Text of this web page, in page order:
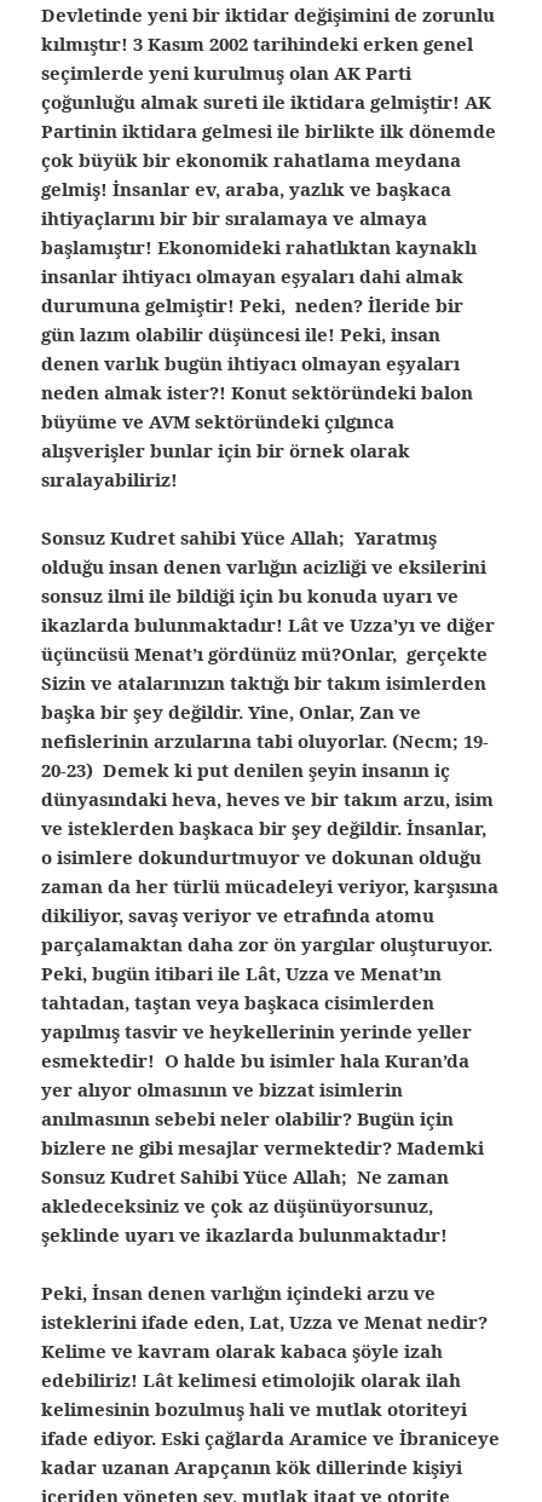
Devletinde yeni bir iktidar değişimini de zorunlu
kılmıştır! 3 Kasım 2002 tarihindeki erken genel
seçimlerde yeni kurulmuş olan AK Parti
çoğunluğu almak sureti ile iktidara gelmiştir! AK
Partinin iktidara gelmesi ile birlikte ilk dönemde
çok büyük bir ekonomik rahatlama meydana
gelmiş! İnsanlar ev, araba, yazlık ve başkaca
ihtiyaçlarını bir bir sıralamaya ve almaya
başlamıştır! Ekonomideki rahatlıktan kaynaklı
insanlar ihtiyacı olmayan eşyaları dahi almak
durumuna gelmiştir! Peki, neden? İleride bir
gün lazım olabilir düşüncesi ile! Peki, insan
denen varlık bugün ihtiyacı olmayan eşyaları
neden almak ister?! Konut sektöründeki balon
büyüme ve AVM sektöründeki çılgınca
alışverişler bunlar için bir örnek olarak
sıralayabiliriz!
Sonsuz Kudret sahibi Yüce Allah; Yaratmış
olduğu insan denen varlığın acizliği ve eksilerini
sonsuz ilmi ile bildiği için bu konuda uyarı ve
ikazlarda bulunmaktadır! Lât ve Uzza’yı ve diğer
üçüncüsü Menat’ı gördünüz mü?Onlar, gerçekte
Sizin ve atalarınızın taktığı bir takım isimlerden
başka bir şey değildir. Yine, Onlar, Zan ve
nefislerinin arzularına tabi oluyorlar. (Necm; 19-
20-23) Demek ki put denilen şeyin insanın iç
dünyasındaki heva, heves ve bir takım arzu, isim
ve isteklerden başkaca bir şey değildir. İnsanlar,
o isimlere dokundurtmuyor ve dokunan olduğu
zaman da her türlü mücadeleyi veriyor, karşısına
dikiliyor, savaş veriyor ve etrafında atomu
parçalamaktan daha zor ön yargılar oluşturuyor.
Peki, bugün itibari ile Lât, Uzza ve Menat’ın
tahtadan, taştan veya başkaca cisimlerden
yapılmış tasvir ve heykellerinin yerinde yeller
esmektedir! O halde bu isimler hala Kuran’da
yer alıyor olmasının ve bizzat isimlerin
anılmasının sebebi neler olabilir? Bugün için
bizlere ne gibi mesajlar vermektedir? Mademki
Sonsuz Kudret Sahibi Yüce Allah; Ne zaman
akledeceksiniz ve çok az düşünüyorsunuz,
şeklinde uyarı ve ikazlarda bulunmaktadır!
Peki, İnsan denen varlığın içindeki arzu ve
isteklerini ifade eden, Lat, Uzza ve Menat nedir?
Kelime ve kavram olarak kabaca şöyle izah
edebiliriz! Lât kelimesi etimolojik olarak ilah
kelimesinin bozulmuş hali ve mutlak otoriteyi
ifade ediyor. Eski çağlarda Aramice ve İbraniceye
kadar uzanan Arapçanın kök dillerinde kişiyi
içeriden yöneten şey, mutlak itaat ve otorite